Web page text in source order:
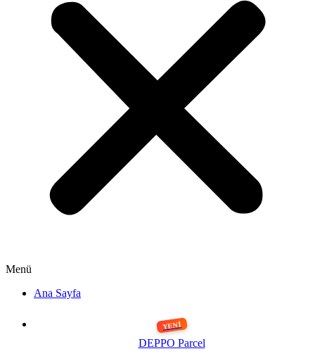
Menü
Ana Sayfa
DEPPO Parcel